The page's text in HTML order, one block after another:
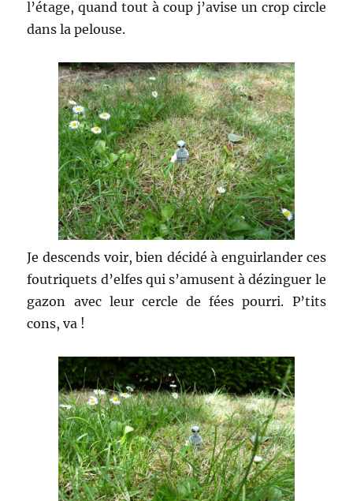
l’étage, quand tout à coup j’avise un crop circle
dans la pelouse.
Je descends voir, bien décidé à enguirlander ces
foutriquets d’elfes qui s’amusent à dézinguer le
gazon avec leur cercle de fées pourri. P’tits
cons, va !